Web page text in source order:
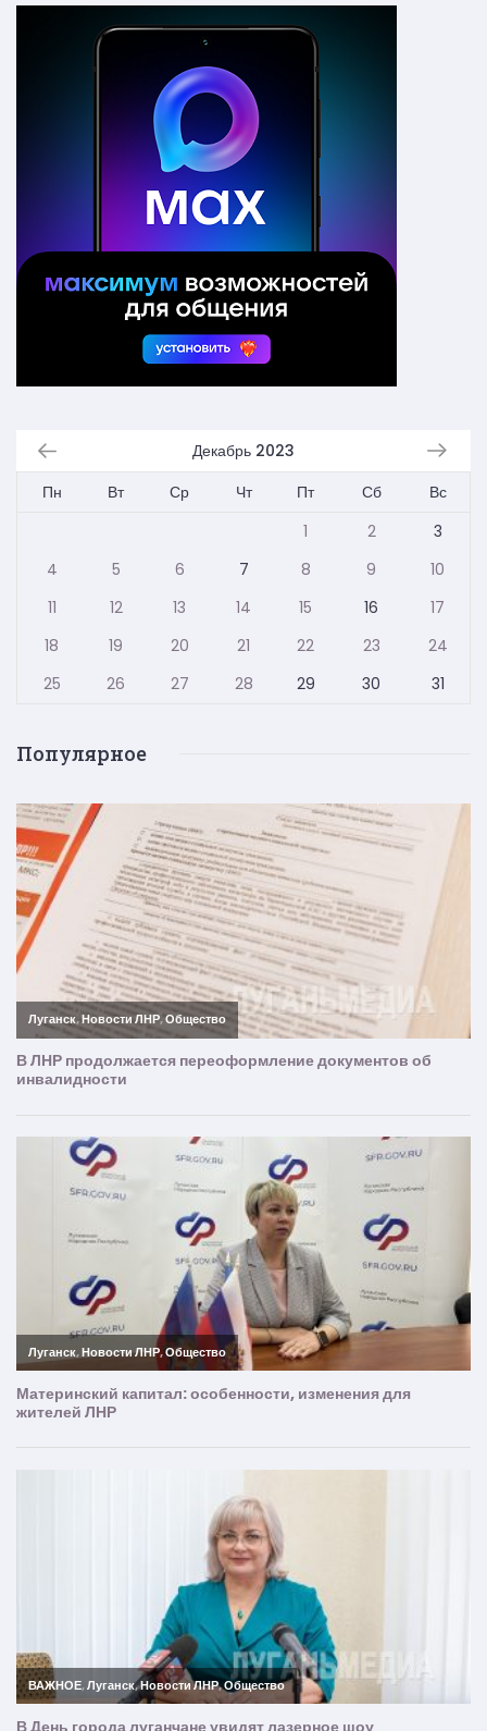
Декабрь 2023
Пн
Вт Ср Чт Пт Сб
Вс
1
2
3
4
5 6 7 8 9
10
11
12 13 14 15 16
17
18
19 20 21 22 23
24
25
26 27 28 29 30 31
Популярное